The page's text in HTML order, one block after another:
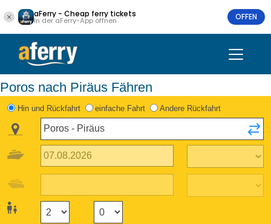
aFerry - Cheap ferry tickets
In der aFerry-App öffnen OFFEN
Poros nach Piräus Fähren
Hin und Rückfahrt einfache Fahrt Andere Rückfahrt